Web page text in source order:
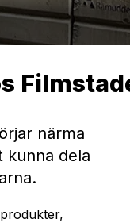
närma
kunna dela